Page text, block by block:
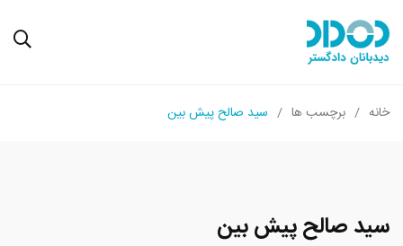
خانه برچسب ها سید صالح پیش بین
سید صالح پیش بین